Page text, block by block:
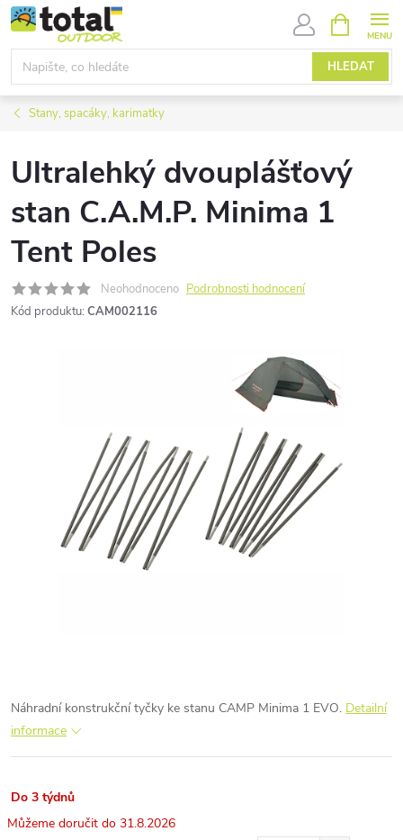
Přejít
na
obsah
HLEDAT
NÁKUPNÍ
KOŠÍK
Stany, spacáky, karimatky
Ultralehký dvouplášťový
stan C.A.M.P. Minima 1
Tent Poles
Neohodnoceno Podrobnosti hodnocení
Kód produktu: CAM002116
Náhradní konstrukční tyčky ke stanu CAMP Minima 1 EVO. Detailní
informace
Do 3 týdnů
31.8.2026